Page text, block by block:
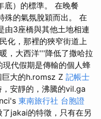
底）的標準。 在晚餐
殊的氣氛脫穎而出。 在
由3座橋與其他土地相連
化，那裡的狹窄街道上
，大西洋'''降低了撒哈拉
代假期是傳輸的個人蜂
巨大的h.romsz Z 記帳士
安靜的，沸騰的vil.ga
東南旅行社 台胞證
了jakai的特徵，只有在另